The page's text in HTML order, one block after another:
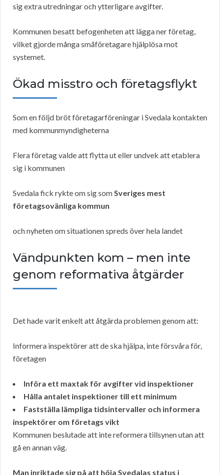
sig extra utredningar och ytterligare avgifter.
Kommunen besatt befogenheten att lägga ner företag,
vilket gjorde många småföretagare hjälplösa mot
systemet.
Ökad misstro och företagsflykt
Som en följd bröt företagarföreningar i Svedala kontakten
med kommunmyndigheterna
Flera företag valde att flytta ut eller undvek att etablera
sig i kommunen
Svedala fick rykte om sig somSveriges mest
företagsovänliga kommun
och nyheten om situationen spreds över hela landet
Vändpunkten kom – men inte
genom reformativa åtgärder
Det hade varit enkelt att åtgärda problemen genom att:
Informera inspektörer att de ska hjälpa, inte försvåra för,
företagen
Införa ett maxtak för avgifter vid inspektioner
Hålla antalet inspektioner till ett minimum
Fastställa lämpliga tidsintervaller och informera
inspektörer om företags vikt
Kommunen beslutade att inte reformera tillsynen utan att
gå en annan väg.
Man inriktade sig på att höja Svedalas status i